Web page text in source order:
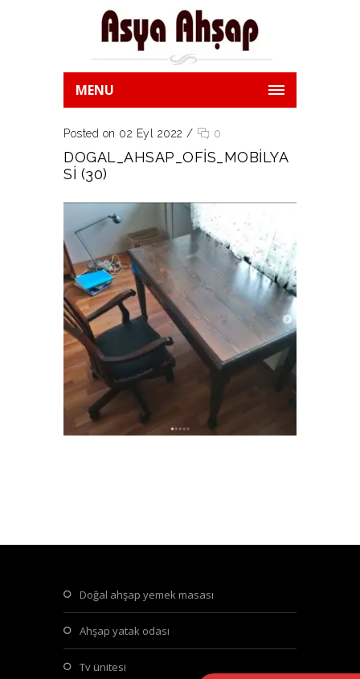
MENU
Posted on 02 Eyl 2022 / 0
DOGAL_AHSAP_OFIS_MOBILYA
SI (30)
doğal ahşap yemek masası
ahşap yatak odası
tv ünitesi